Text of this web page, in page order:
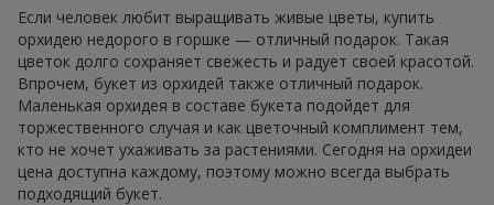
Если человек любит выращивать живые цветы, купить
орхидею недорого в горшке — отличный подарок. Такая
цветок долго сохраняет свежесть и радует своей красотой.
Впрочем, букет из орхидей также отличный подарок.
Маленькая орхидея в составе букета подойдет для
торжественного случая и как цветочный комплимент тем,
кто не хочет ухаживать за растениями. Сегодня на орхидеи
цена доступна каждому, поэтому можно всегда выбрать
подходящий букет.